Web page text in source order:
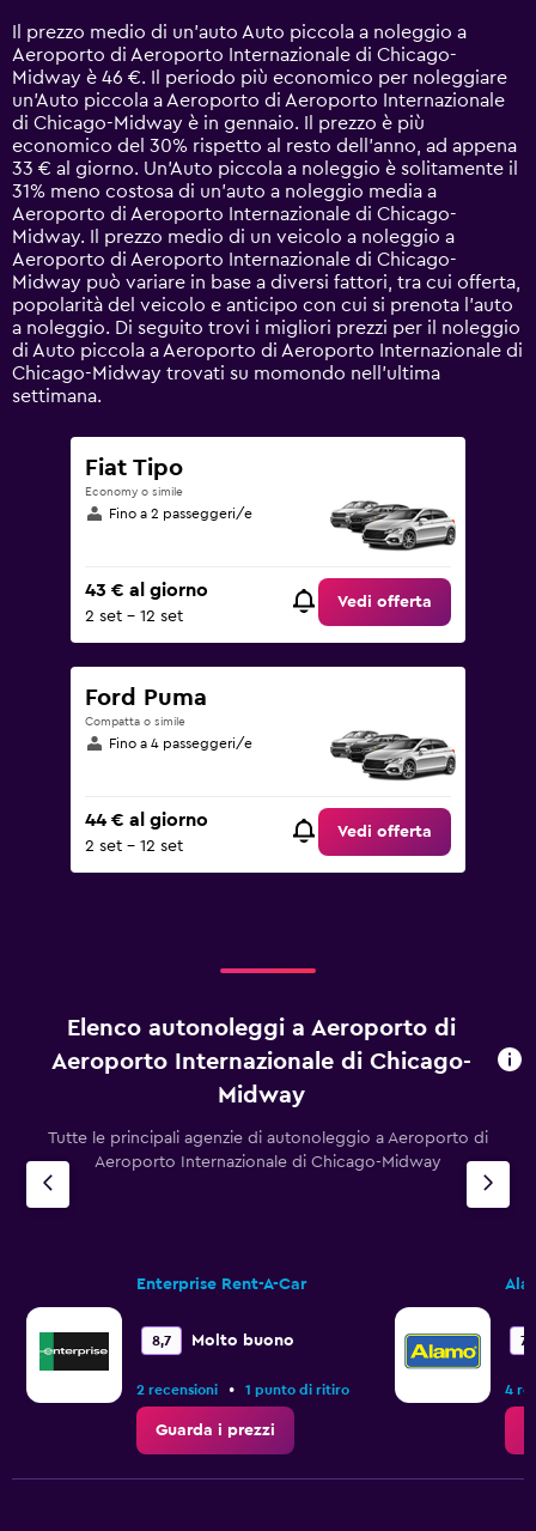
14
categories.
The
chart
has
1
Y
axis
displaying
values.
Range:
0
to
90.
Il prezzo medio di un'auto Auto piccola a noleggio a
Aeroporto di Aeroporto Internazionale di Chicago-
Midway è 46 €. Il periodo più economico per noleggiare
un'Auto piccola a Aeroporto di Aeroporto Internazionale
di Chicago-Midway è in gennaio. Il prezzo è più
economico del 30% rispetto al resto dell'anno, ad appena
33 € al giorno. Un'Auto piccola a noleggio è solitamente il
31% meno costosa di un'auto a noleggio media a
Aeroporto di Aeroporto Internazionale di Chicago-
Midway. Il prezzo medio di un veicolo a noleggio a
Aeroporto di Aeroporto Internazionale di Chicago-
Midway può variare in base a diversi fattori, tra cui offerta,
popolarità del veicolo e anticipo con cui si prenota l'auto
a noleggio. Di seguito trovi i migliori prezzi per il noleggio
di Auto piccola a Aeroporto di Aeroporto Internazionale di
Chicago-Midway trovati su momondo nell'ultima
settimana.
Fiat Tipo
Economy o simile
Fino a 2 passeggeri/e
43 € al giorno
2 set - 12 set
Vedi offerta
Ford Puma
Compatta o simile
Fino a 4 passeggeri/e
44 € al giorno
2 set - 12 set
Vedi offerta
Elenco autonoleggi a Aeroporto di
Aeroporto Internazionale di Chicago-
Midway
Tutte le principali agenzie di autonoleggio a Aeroporto di
Aeroporto Internazionale di Chicago-Midway
Enterprise Rent-A-Car
8,7 Molto buono
2 recensioni • 1 punto di ritiro
Guarda i prezzi
4